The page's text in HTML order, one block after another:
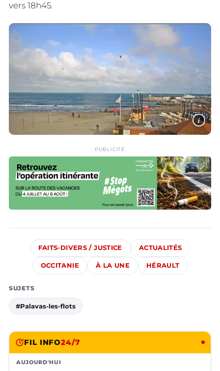
vers 18h45.
i
PUBLICITÉ
FAITS-DIVERS / JUSTICE ACTUALITÉS
OCCITANIE À LA UNE HÉRAULT
SUJETS
#Palavas-les-flots
FIL INFO24/7
AUJOURD'HUI